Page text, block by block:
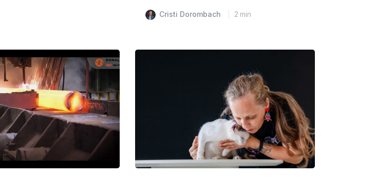
Cristi Dorombach 2 min